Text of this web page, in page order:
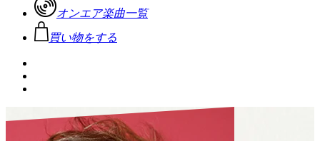
オンエア楽曲一覧
買い物をする